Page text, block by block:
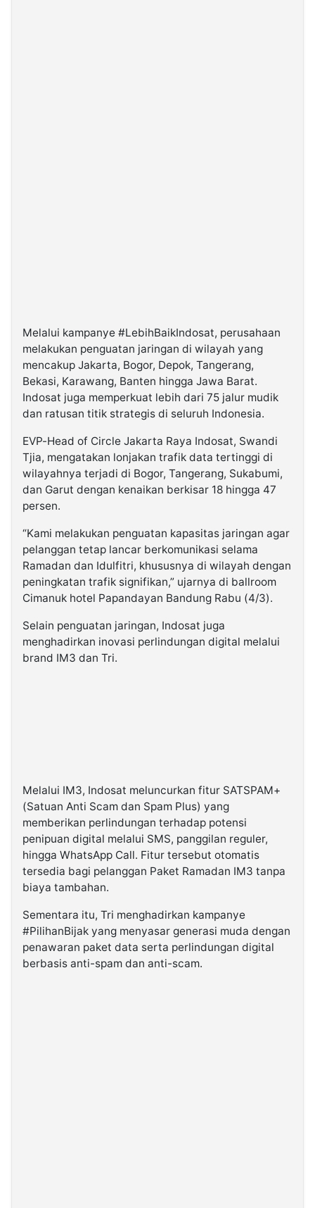
Melalui kampanye #LebihBaikIndosat, perusahaan
melakukan penguatan jaringan di wilayah yang
mencakup Jakarta, Bogor, Depok, Tangerang,
Bekasi, Karawang, Banten hingga Jawa Barat.
Indosat juga memperkuat lebih dari 75 jalur mudik
dan ratusan titik strategis di seluruh Indonesia.
EVP-Head of Circle Jakarta Raya Indosat, Swandi
Tjia, mengatakan lonjakan trafik data tertinggi di
wilayahnya terjadi di Bogor, Tangerang, Sukabumi,
dan Garut dengan kenaikan berkisar 18 hingga 47
persen.
“Kami melakukan penguatan kapasitas jaringan agar
pelanggan tetap lancar berkomunikasi selama
Ramadan dan Idulfitri, khususnya di wilayah dengan
peningkatan trafik signifikan,” ujarnya di ballroom
Cimanuk hotel Papandayan Bandung Rabu (4/3).
Selain penguatan jaringan, Indosat juga
menghadirkan inovasi perlindungan digital melalui
brand IM3 dan Tri.
Melalui IM3, Indosat meluncurkan fitur SATSPAM+
(Satuan Anti Scam dan Spam Plus) yang
memberikan perlindungan terhadap potensi
penipuan digital melalui SMS, panggilan reguler,
hingga WhatsApp Call. Fitur tersebut otomatis
tersedia bagi pelanggan Paket Ramadan IM3 tanpa
biaya tambahan.
Sementara itu, Tri menghadirkan kampanye
#PilihanBijak yang menyasar generasi muda dengan
penawaran paket data serta perlindungan digital
berbasis anti-spam dan anti-scam.